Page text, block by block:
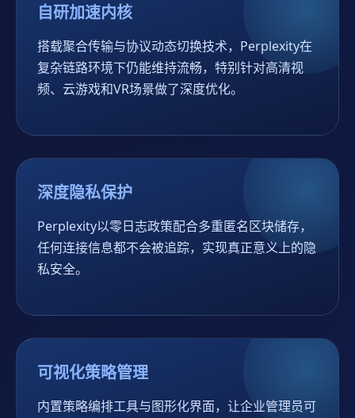
自研加速内核
搭载聚合传输与协议动态切换技术，Perplexity在
复杂链路环境下仍能维持流畅，特别针对高清视
频、云游戏和VR场景做了深度优化。
深度隐私保护
Perplexity以零日志政策配合多重匿名区块储存，
任何连接信息都不会被追踪，实现真正意义上的隐
私安全。
可视化策略管理
内置策略编排工具与图形化界面，让企业管理员可